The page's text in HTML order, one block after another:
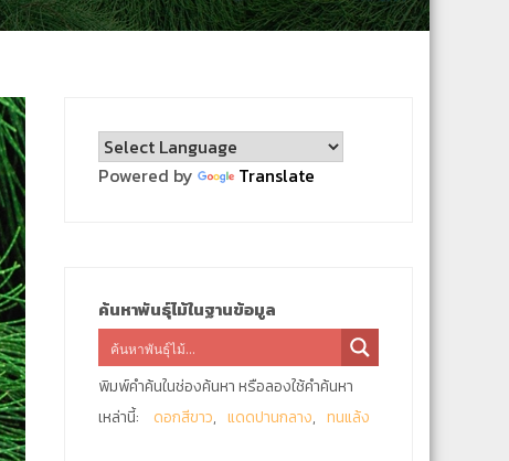
Powered by Translate
ค้นหาพันธุ์ไม้ในฐานข้อมูล
พิมพ์คำค้นในช่องค้นหา หรือลองใช้คำค้นหา
เหล่านี้:
ดอกสีขาว แดดปานกลาง ทนแล้ง